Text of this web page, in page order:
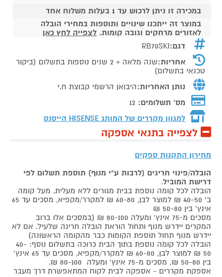
במכירה זו ניתן לרכוש עד 1 בעלות משלוח אחד
במוצר זה ייתכנו שינויים ותוספות במחירי הובלה
לאזורים מרחקים וגובה קומות. לצפייה לחץ כאן
דגם:RB70SKI
אחריות:
שנה מלאה + 2 שנים נוספות בתשלום (ביקור
טכנאי בתשלום)
נותן האחריות:היבואן הרשמי קבוצת ח.י
מס' תשלומים: 12
למגוון מקררים של המותג HISENSE הייסנס
לצפייה בתנאי אספקה
מחירון התקנות ספקים
הובלה/פינוי חריגים (לרבות ע"י מנוף) תוספת תשלום לפי
דרישת המוביל.
הובלה לכל קומה נוספת בבית מגורים ללא מעלית. מעל קומה
ב' 40-50 ₪ למוצר לבן, 60-80 ₪ למקרר/מקפיא, מסכים עד 65
אינץ' בין 50-80 ₪
מסכים מ-75 אינץ' ומעלה 80-100 ₪ (במסכים אלו ברוב
המקרים יידרש מנוף ותחול הוראת הובלה חריגה שלעיל. אם לא
יידרש מנוף תחול תוספת הקומות כבר מהקומה הראשונה)
הובלה לכל קומה נוספת בתוך הבית כרוכה בתשלום נוסף: 40-
50 ₪ למוצר לבן, 60-80 ₪ למקרר/מקפיא, מסכים עד 65 אינץ'
בין 50-80 ₪, מסכים מ-75 אינץ' ומעלה 80-100 ₪.
אספקת מקררים - אספקה לבית לקוח המתאפשרת דרך מעבר